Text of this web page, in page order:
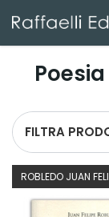
FILTRA
ROBLEDO JUAN